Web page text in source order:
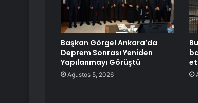
Başkan Görgel Ankara’da
Deprem Sonrası Yeniden
Yapılanmayı Görüştü
Ağustos 5, 2026